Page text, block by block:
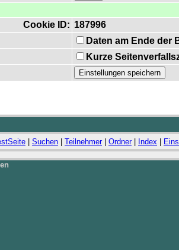
Cookie ID: 187996
Daten am Ende der
Kurze
Suchen Teilnehmer| Ordner| Index